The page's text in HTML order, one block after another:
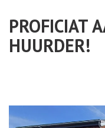
PROFICIAT
HUURDER!